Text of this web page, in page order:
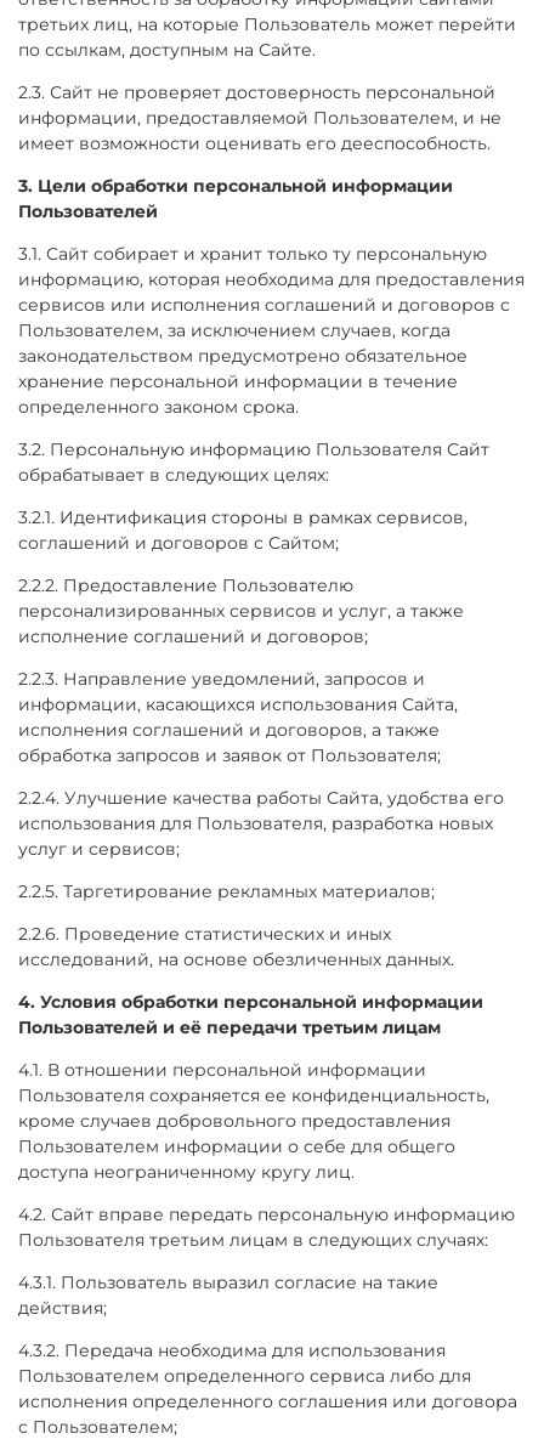
третьих лиц, на которые Пользователь может перейти
по ссылкам, доступным на Сайте.
2.3. Сайт не проверяет достоверность персональной
информации, предоставляемой Пользователем, и не
имеет возможности оценивать его дееспособность.
3. Цели обработки персональной информации
Пользователей
3.1. Сайт собирает и хранит только ту персональную
информацию, которая необходима для предоставления
сервисов или исполнения соглашений и договоров с
Пользователем, за исключением случаев, когда
законодательством предусмотрено обязательное
хранение персональной информации в течение
определенного законом срока.
3.2. Персональную информацию Пользователя Сайт
обрабатывает в следующих целях:
3.2.1. Идентификация стороны в рамках сервисов,
соглашений и договоров с Сайтом;
2.2.2. Предоставление Пользователю
персонализированных сервисов и услуг, а также
исполнение соглашений и договоров;
2.2.3. Направление уведомлений, запросов и
информации, касающихся использования Сайта,
исполнения соглашений и договоров, а также
обработка запросов и заявок от Пользователя;
2.2.4. Улучшение качества работы Сайта, удобства его
использования для Пользователя, разработка новых
услуг и сервисов;
2.2.5. Таргетирование рекламных материалов;
2.2.6. Проведение статистических и иных
исследований, на основе обезличенных данных.
4. Условия обработки персональной информации
Пользователей и её передачи третьим лицам
4.1. В отношении персональной информации
Пользователя сохраняется ее конфиденциальность,
кроме случаев добровольного предоставления
Пользователем информации о себе для общего
доступа неограниченному кругу лиц.
4.2. Сайт вправе передать персональную информацию
Пользователя третьим лицам в следующих случаях:
4.3.1. Пользователь выразил согласие на такие
действия;
4.3.2. Передача необходима для использования
Пользователем определенного сервиса либо для
исполнения определенного соглашения или договора
с Пользователем;